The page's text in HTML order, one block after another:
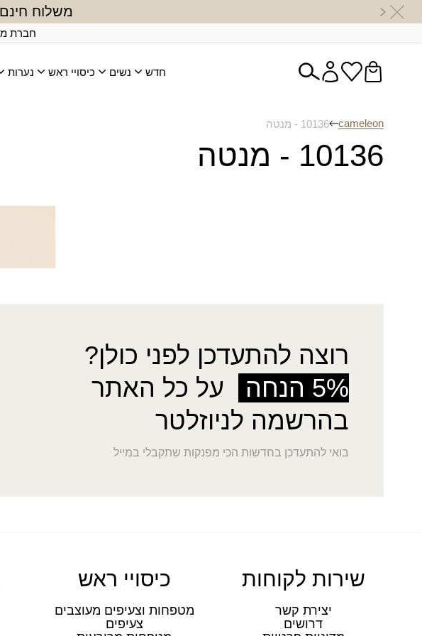
משלוח חינם
חברת
חדש נשים כיסויי ראש נערות
cameleon 10136 - מנטה
10136 - מנטה
רוצה להתעדכן לפני כולן?
5% הנחה
על כל האתר
בהרשמה לניוזלטר
בואי להתעדכן בחדשות הכי מפנקות שתקבלי במייל
שירות לקוחות
יצירת קשר
דרושים
כיסויי ראש
מטפחות וצעיפים מעוצבים
צעיפים